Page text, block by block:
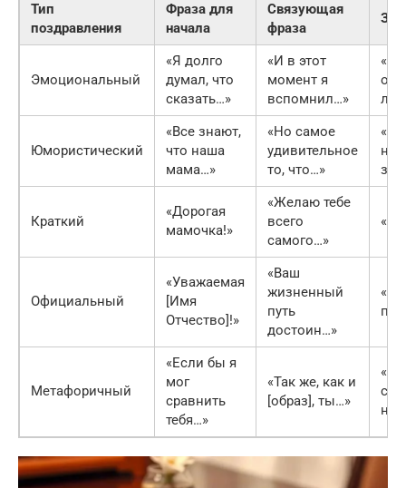
Тип
поздравления
Фраза для
начала
Связующая
фраза
Эмоциональный
«Я долго
думал, что
сказать…»
«И в этот
момент я
вспомнил…»
«Я
Юмористический
«Все знают,
что наша
мама…»
«Но самое
удивительное
то, что…»
Краткий
«Дорогая
мамочка!»
«Желаю тебе
всего
самого…»
«С
Официальный
«Уважаемая
[Имя
Отчество]!»
«Ваш
жизненный
путь
достоин…»
Метафоричный
«Если бы я
мог
сравнить
тебя…»
«Так же, как и
[образ], ты…»
не